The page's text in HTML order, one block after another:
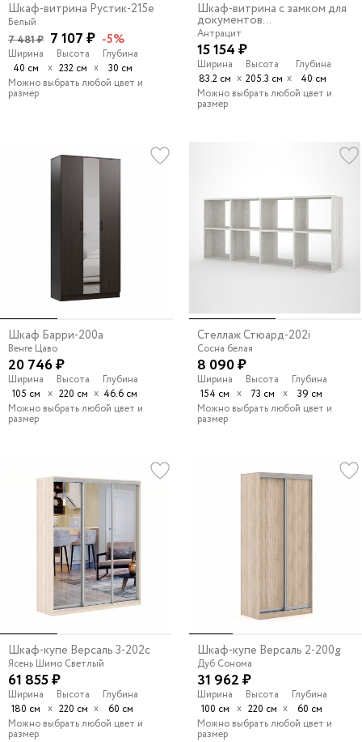
Шкаф-витрина Рустик-215e
Белый
7 481 ₽ 7 107 ₽ -5%
Ширина
40 см
х
Высота
232 см х
Глубина
30 см
Можно выбрать любой цвет и
размер
Шкаф-витрина с замком для
документов...
Антрацит
15 154 ₽
Ширина
83.2 см х
Высота
205.3 см х
Глубина
40 см
Можно выбрать любой цвет и
размер
Шкаф Барри-200a
Венге Цаво
20 746 ₽
Ширина
105 см х
Высота
220 см х
Глубина
46.6 см
Можно выбрать любой цвет и
размер
Стеллаж Стюард-202i
Сосна белая
8 090 ₽
Ширина
154 см х
Высота
73 см
х
Глубина
39 см
Можно выбрать любой цвет и
размер
Шкаф-купе Версаль 3-202c
Ясень Шимо Светлый
61 855 ₽
Ширина
180 см х
Высота
220 см х
Глубина
60 см
Можно выбрать любой цвет и
размер
Шкаф-купе Версаль 2-200g
Дуб Сонома
31 962 ₽
Ширина
100 см х
Высота
220 см х
Глубина
60 см
Можно выбрать любой цвет и
размер